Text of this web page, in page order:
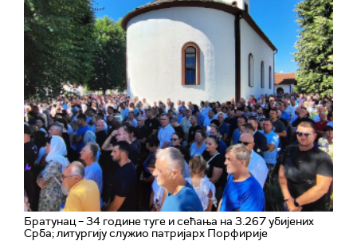
Братунац – 34 године туге и сећања на 3.267 убијених
Срба; литургију служио патријарх Порфирије